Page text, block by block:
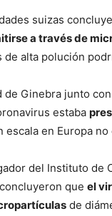
suizas
a través de
de alta polución
Ginebra junto
estaba
escala en Europa
del Instituto de
que el
de